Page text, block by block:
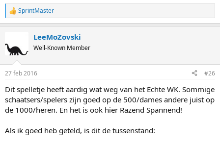
R
e
t
i
s
SprintMaster
LeeMoZovski
Well-Known Member
27 feb 2016 #26
Dit spelletje heeft aardig wat weg van het Echte WK. Sommige
schaatsers/spelers zijn goed op de 500/dames andere juist op
de 1000/heren. En het is ook hier Razend Spannend!
Als ik goed heb geteld, is dit de tussenstand: